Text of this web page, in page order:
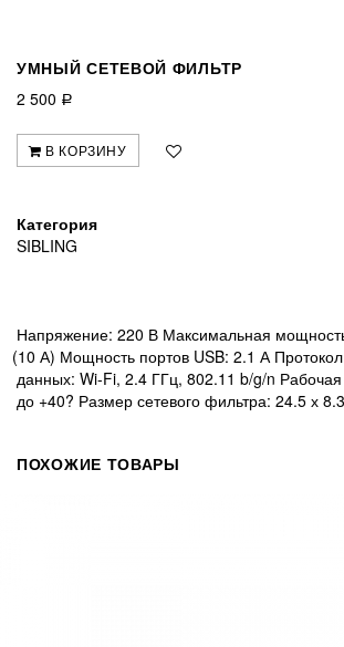
УМНЫЙ СЕТЕВОЙ ФИЛЬТР
2 500 Р
В КОРЗИНУ
Категория
SIBLING
Напряжение: 220 В Максимальная
(10 А) Мощность портов USB: 2.1 А
данных: Wi-Fi, 2.4 ГГц, 802.11 b/g/n Рабочая
до +40? Размер сетевого фильтра: 24.5 х
ПОХОЖИЕ ТОВАРЫ